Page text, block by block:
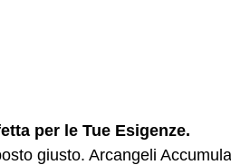
per le Tue Esigenze.
giusto. Arcangeli